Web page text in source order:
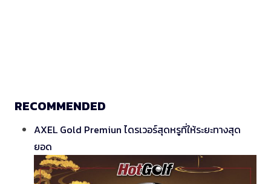
RECOMMENDED
AXEL Gold Premiun ไดรเวอร์สุดหรูที่ให้ระยะทางสุด
ยอด